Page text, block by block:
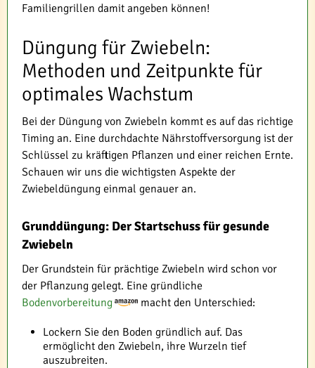
Familiengrillen damit angeben können!
Düngung für Zwiebeln:
Methoden und Zeitpunkte für
optimales Wachstum
Bei der Düngung von Zwiebeln kommt es auf das richtige
Timing an. Eine durchdachte Nährstoffversorgung ist der
Schlüssel zu kräftigen Pflanzen und einer reichen Ernte.
Schauen wir uns die wichtigsten Aspekte der
Zwiebeldüngung einmal genauer an.
Grunddüngung: Der Startschuss für gesunde
Zwiebeln
Der Grundstein für prächtige Zwiebeln wird schon vor
der Pflanzung gelegt. Eine gründliche
Bodenvorbereitung
macht den Unterschied:
Lockern Sie den Boden gründlich auf. Das
ermöglicht den Zwiebeln, ihre Wurzeln tief
auszubreiten.